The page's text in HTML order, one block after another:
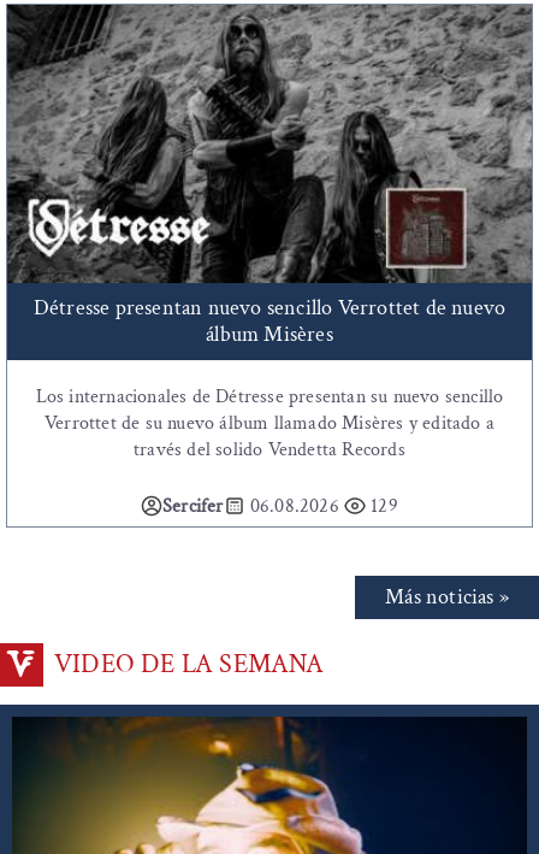
Détresse presentan nuevo sencillo Verrottet de nuevo
álbum Misères
Los internacionales de Détresse presentan su nuevo sencillo
Verrottet de su nuevo álbum llamado Misères y editado a
través del solido Vendetta Records
Sercifer 06.08.2026 129
Más noticias »
VIDEO DE LA SEMANA